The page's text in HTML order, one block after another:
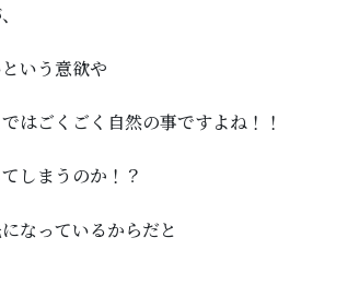
いう意欲や
はごくごく自然の事ですよね！！
しまうのか！？
なっているからだと